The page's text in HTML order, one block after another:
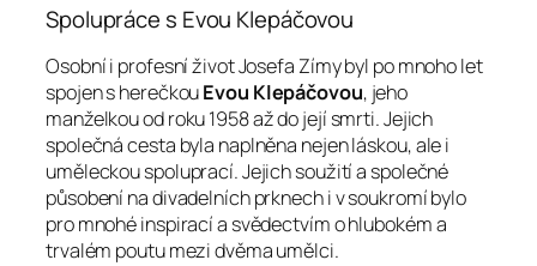
Spolupráce s Evou Klepáčovou
Osobní i profesní život Josefa Zímy byl po mnoho let
spojen s herečkouEvou Klepáčovou, jeho
manželkou od roku 1958 až do její smrti. Jejich
společná cesta byla naplněna nejen láskou, ale i
uměleckou spoluprací. Jejich soužití a společné
působení na divadelních prknech i v soukromí bylo
pro mnohé inspirací a svědectvím o hlubokém a
trvalém poutu mezi dvěma umělci.